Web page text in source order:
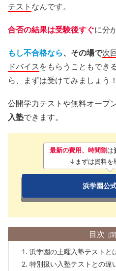
テスト なんです。
合否の結果は受験後すぐに分
もし不合格なら、 その場で次
ドバイスをもらうこともでき
ら、まずは受けてみましょう！
公開学力テストや無料オープ
入塾できます。
最新の費用、時間割は
↓まずは資料を
浜学園公
目次
浜学園の土曜入塾テストと
特別扱い入塾テストとの違